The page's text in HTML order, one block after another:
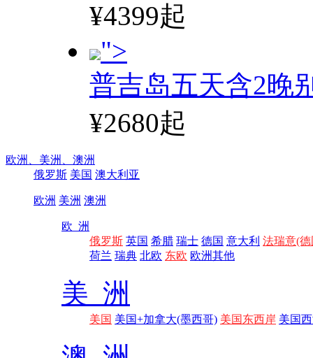
¥4399起
">
普吉岛五天含2晚
¥2680起
欧洲、 美洲、 澳洲
俄罗斯 美国 澳大利亚
欧洲 美洲 澳洲
欧 洲
俄罗斯 英国 希腊 瑞士 德国 意大利 法瑞意(德
荷兰 瑞典 北欧 东欧 欧洲其他
美 洲
美国 美国+加拿大(墨西哥) 美国东西岸 美国